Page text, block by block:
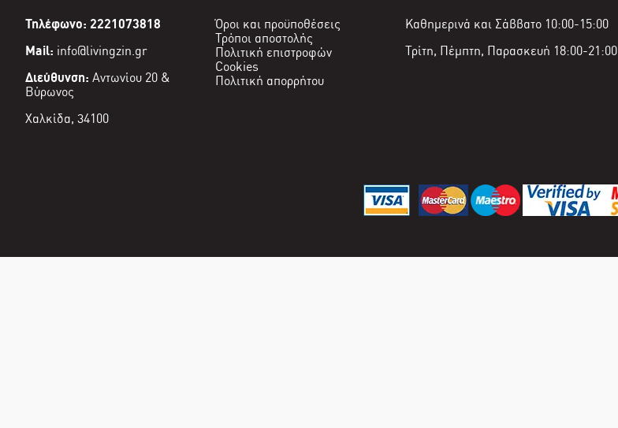
Τηλέφωνο: 2221073818
Mail: info@livingzin.gr
Διεύθυνση: Αντωνίου 20 &
Βύρωνος
Χαλκίδα, 34100
Όροι και προϋποθέσεις
Τρόποι αποστολής
Πολιτική επιστροφών
Cookies
Πολιτική απορρήτου
Καθημερινά και Σάββατο 10:00-15:00
Τρίτη, Πέμπτη, Παρασκευή 18:00-21:00